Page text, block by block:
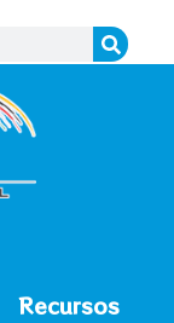
Recursos